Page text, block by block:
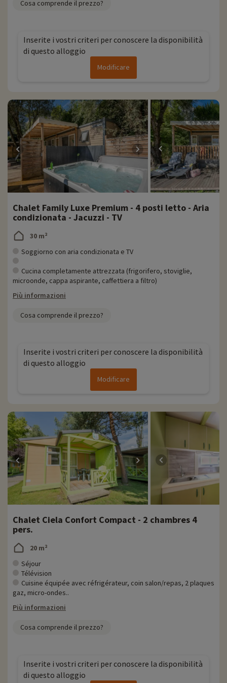
Cosa comprende il prezzo?
Inserite i vostri criteri per conoscere la disponibilità
di questo alloggio
Modificare
Chalet Family Luxe Premium - 4 posti letto - Aria
condizionata - Jacuzzi - TV
30 m²
Soggiorno con aria condizionata e TV
Cucina completamente attrezzata (frigorifero, stoviglie,
microonde, cappa aspirante, caffettiera a filtro)
Più informazioni
Cosa comprende il prezzo?
Inserite i vostri criteri per conoscere la disponibilità
di questo alloggio
Modificare
Chalet Ciela Confort Compact - 2 chambres 4
pers.
20 m²
Séjour
Télévision
Cuisine équipée avec réfrigérateur, coin salon/repas, 2 plaques
gaz, micro-ondes..
Più informazioni
Cosa comprende il prezzo?
Inserite i vostri criteri per conoscere la disponibilità
di questo alloggio